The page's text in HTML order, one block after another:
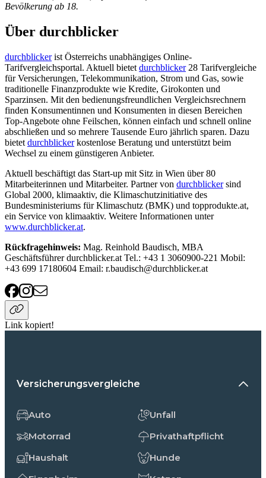
Bevölkerung ab 18.
Über durchblicker
durchblickerist Österreichs unabhängiges Online-
Tarifvergleichsportal. Aktuell bietet durchblicker28 Tarifvergleiche
für Versicherungen, Telekommunikation, Strom und Gas, sowie
traditionelle Finanzprodukte wie Kredite, Girokonten und
Sparzinsen. Mit den bedienungsfreundlichen Vergleichsrechnern
finden Konsumentinnen und Konsumenten in diesen Bereichen
Top-Angebote ohne Feilschen, können einfach und schnell online
abschließen und so mehrere Tausende Euro jährlich sparen. Dazu
bietet durchblickerkostenlose Beratung und unterstützt beim
Wechsel zu einem günstigeren Anbieter.
Aktuell beschäftigt das Start-up mit Sitz in Wien über 80
Mitarbeiterinnen und Mitarbeiter. Partner von durchblickersind
Global 2000, klimaaktiv, die Klimaschutzinitiative des
Bundesministeriums für Klimaschutz (BMK) und topprodukte.at,
ein Service von klimaaktiv. Weitere Informationen unter
www.durchblicker.at.
Rückfragehinweis: Mag. Reinhold Baudisch, MBA
Geschäftsführer durchblicker.at Tel.: +43 1 3060900-221 Mobil:
+43 699 17180604 Email: r.baudisch@durchblicker.at
Link kopiert!
Versicherungsvergleiche
Auto
Motorrad
Haushalt
Unfall
Privathaftpflicht
Hunde